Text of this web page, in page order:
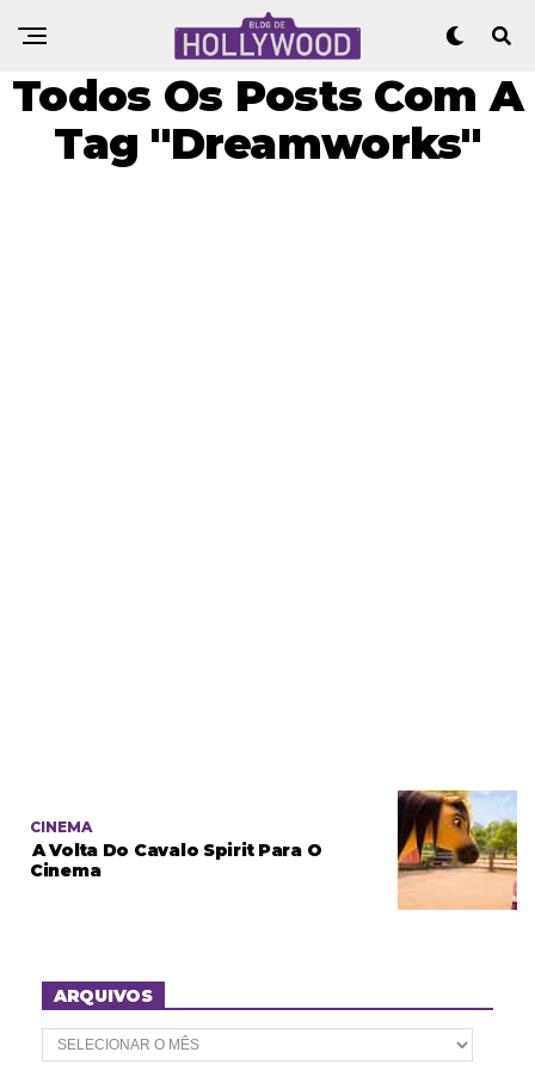
Todos Os Posts Com A
Tag "Dreamworks"
CINEMA
A Volta Do Cavalo Spirit Para O
Cinema
ARQUIVOS
A
r